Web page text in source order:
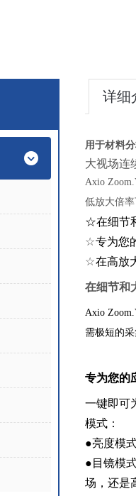
详细
用于材料
大视场连
Axio
低放大倍
☆在细节
☆专为您
☆在高放
在细节和
Axio
需极短的
专为您的
一键即可
模式：
●亮度模
●目镜模
场，还是